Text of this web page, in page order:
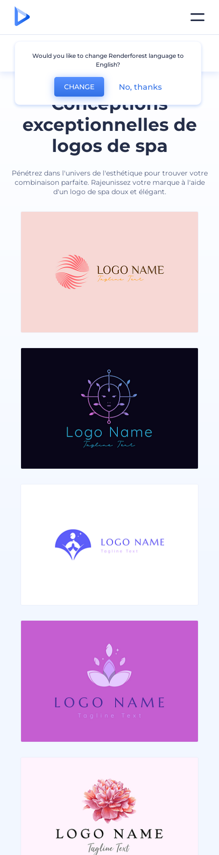
Conceptions
exceptionnelles de
logos de spa
Pénétrez dans l'univers de l'esthétique pour trouver votre
combinaison parfaite. Rajeunissez votre marque à l'aide
d'un logo de spa doux et élégant.
Spa
Would you like to change Renderforest language to
English?
CHANGE No, thanks